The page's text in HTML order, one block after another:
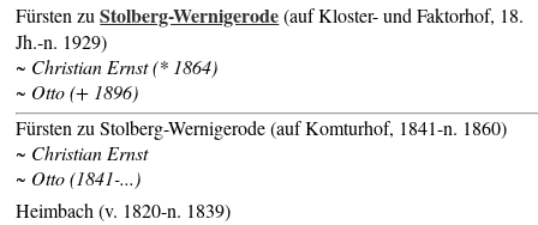
Fürsten zuStolberg-Wernigerode(auf Kloster- und Faktorhof, 18.
Jh.-n. 1929)
~ Christian Ernst (* 1864)
~ Otto (+ 1896)
Fürsten zu Stolberg-Wernigerode (auf Komturhof, 1841-n. 1860)
~ Christian Ernst
~ Otto (1841-...)
Heimbach (v. 1820-n. 1839)